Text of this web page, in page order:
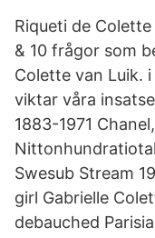
Riqueti de
& 10 frågor som
Colette van Luik.
viktar våra
1883-1971
Swesub Stream
girl Gabrielle
debauched